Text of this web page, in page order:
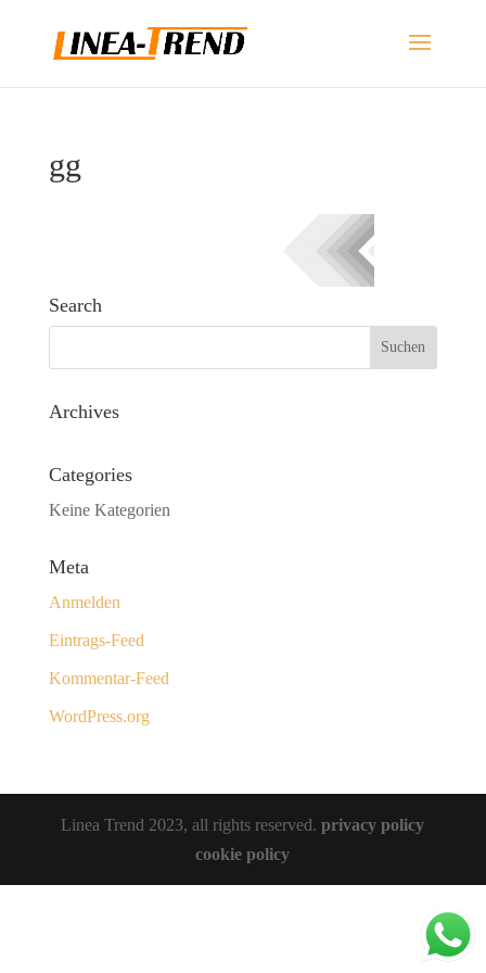
gg
Search
Archives
Categories
Keine Kategorien
Meta
Anmelden
Eintrags-Feed
Kommentar-Feed
WordPress.org
Linea Trend 2023, all rights reserved.privacy policy
cookie policy